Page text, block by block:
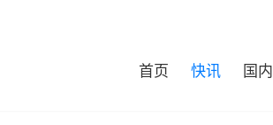
首页 快讯 国内